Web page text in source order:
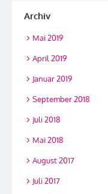
Archiv
Mai 2019
April 2019
Januar 2019
September 2018
Juli 2018
Mai 2018
August 2017
Juli 2017